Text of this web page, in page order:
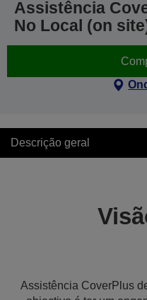
Assistência
No Local (on
Descrição geral
Assistência CoverPlus